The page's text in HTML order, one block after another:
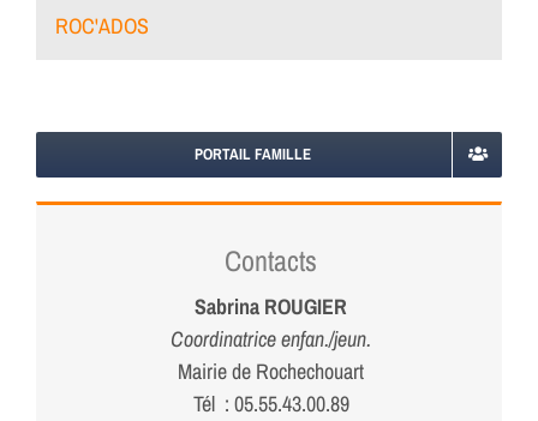
ROC'ADOS
PORTAIL FAMILLE
Contacts
Sabrina ROUGIER
Coordinatrice enfan./jeun.
Mairie de Rochechouart
Tél : 05.55.43.00.89